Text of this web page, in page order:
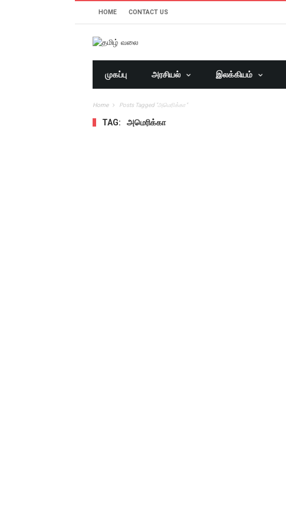
HOME CONTACT US
முகப்பு அரசியல் இலக்கியம்
Home Posts Tagged "அமெரிக்கா"
TAG: அமெரிக்கா